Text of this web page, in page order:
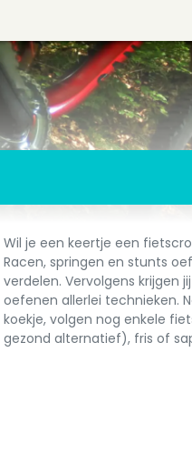
Wil je een keertje een
Racen, springen en stunts
verdelen. Vervolgens krijgen
oefenen allerlei technieken.
koekje, volgen nog enkele
gezond alternatief), fris of